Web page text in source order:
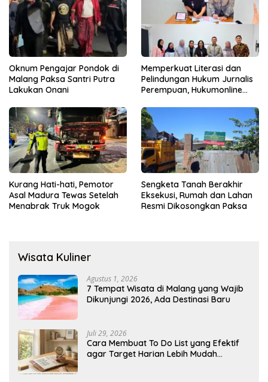
Oknum Pengajar Pondok di
Malang Paksa Santri Putra
Lakukan Onani
Memperkuat Literasi dan
Pelindungan Hukum Jurnalis
Perempuan, Hukumonline
Gratis
Kurang Hati-hati, Pemotor
Asal Madura Tewas Setelah
Menabrak Truk Mogok
Sengketa Tanah Berakhir
Eksekusi, Rumah dan Lahan
Resmi Dikosongkan Paksa
Wisata Kuliner
Agustus 1, 2026
7 Tempat Wisata di Malang yang Wajib
Dikunjungi 2026, Ada Destinasi Baru
Juli 29, 2026
Cara Membuat To Do List yang Efektif
agar Target Harian Lebih Mudah